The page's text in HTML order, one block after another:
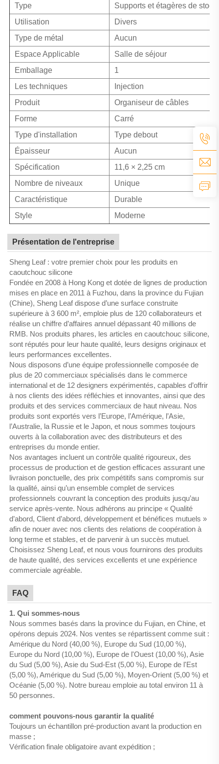
Type
Supports et étagères de
Utilisation
Divers
Type de métal
Aucun
Espace Applicable
Salle de séjour
Emballage
1
Les techniques
Injection
Produit
Organiseur de câbles
Forme
Carré
Type d'installation
Type debout
Épaisseur
Aucun
Spécification
11,6 × 2,25 cm
Nombre de niveaux
Unique
Caractéristique
Durable
Style
Moderne
Présentation de l'entreprise
Sheng Leaf : votre premier choix pour les produits en
caoutchouc silicone
Fondée en 2008 à Hong Kong et dotée de lignes de production
mises en place en 2011 à Fuzhou, dans la province du Fujian
(Chine), Sheng Leaf dispose d’une surface construite
supérieure à 3 600 m², emploie plus de 120 collaborateurs et
réalise un chiffre d’affaires annuel dépassant 40 millions de
RMB. Nos produits phares, les articles en caoutchouc silicone,
sont réputés pour leur haute qualité, leurs designs originaux et
leurs performances excellentes.
Nous disposons d’une équipe professionnelle composée de
plus de 20 commerciaux spécialisés dans le commerce
international et de 12 designers expérimentés, capables d’offrir
à nos clients des idées réfléchies et innovantes, ainsi que des
produits et des services commerciaux de haut niveau. Nos
produits sont exportés vers l’Europe, l’Amérique, l’Asie,
l’Australie, la Russie et le Japon, et nous sommes toujours
ouverts à la collaboration avec des distributeurs et des
entreprises du monde entier.
Nos avantages incluent un contrôle qualité rigoureux, des
processus de production et de gestion efficaces assurant une
livraison ponctuelle, des prix compétitifs sans compromis sur
la qualité, ainsi qu’un ensemble complet de services
professionnels couvrant la conception des produits jusqu’au
service après-vente. Nous adhérons au principe « Qualité
d’abord, Client d’abord, développement et bénéfices mutuels »
afin de nouer avec nos clients des relations de coopération à
long terme et stables, et de parvenir à un succès mutuel.
Choisissez Sheng Leaf, et nous vous fournirons des produits
de haute qualité, des services excellents et une expérience
commerciale agréable.
FAQ
1. Qui sommes-nous
Nous sommes basés dans la province du Fujian, en Chine, et
opérons depuis 2024. Nos ventes se répartissent comme suit :
Amérique du Nord (40,00 %), Europe du Sud (10,00 %),
Europe du Nord (10,00 %), Europe de l'Ouest (10,00 %), Asie
du Sud (5,00 %), Asie du Sud-Est (5,00 %), Europe de l'Est
(5,00 %), Amérique du Sud (5,00 %), Moyen-Orient (5,00 %) et
Océanie (5,00 %). Notre bureau emploie au total environ 11 à
50 personnes.
comment pouvons-nous garantir la qualité
Toujours un échantillon pré-production avant la production en
masse ;
Vérification finale obligatoire avant expédition ;